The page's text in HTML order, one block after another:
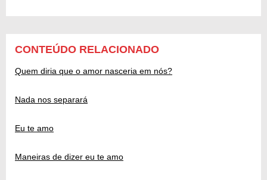
CONTEÚDO RELACIONADO
Quem diria que o amor nasceria em nós?
Nada nos separará
Eu te amo
Maneiras de dizer eu te amo